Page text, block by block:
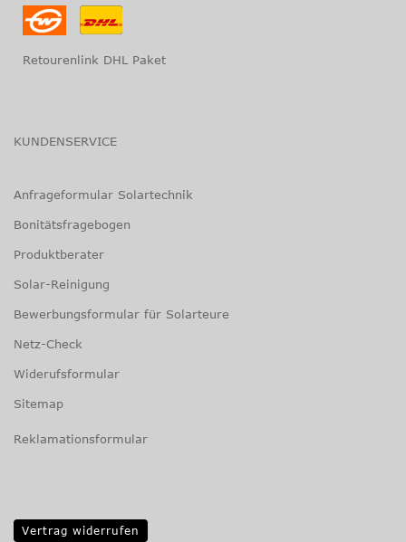
Retourenlink DHL Paket
KUNDENSERVICE
Anfrageformular Solartechnik
Bonitätsfragebogen
Produktberater
Solar-Reinigung
Bewerbungsformular für Solarteure
Netz-Check
Widerufsformular
Sitemap
Reklamationsformular
Vertrag widerrufen